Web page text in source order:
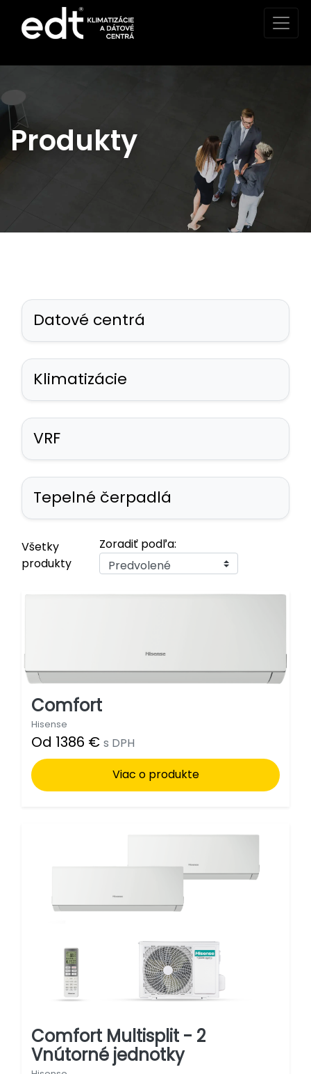
Produkty
Datové centrá
Klimatizácie
VRF
Tepelné čerpadlá
Všetky
produkty
Zoradiť podľa:
Predvolené
Comfort
Hisense
Od 1386 € s DPH
Viac o produkte
Comfort Multisplit - 2
Vnútorné jednotky